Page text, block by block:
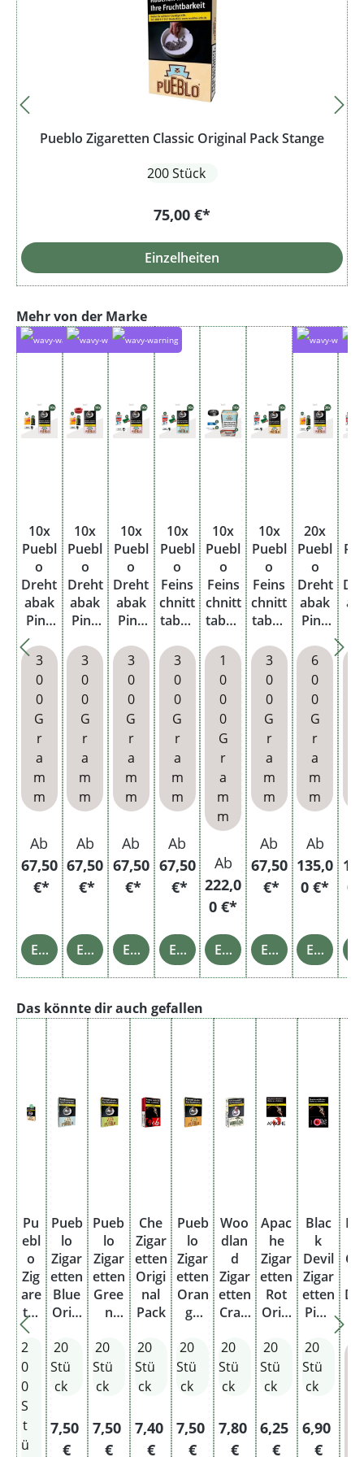
Pueblo Zigaretten Classic Original Pack Stange
200 Stück
75,00 €*
Einzelheiten
Produktgalerie überspringen
Mehr von der Marke
10x
Puebl
o
Dreht
abak
Pink
Pouc
h mit
Gizeh
Blättc
hen
3
0
0
G
r
a
m
m
Ab
67,50
€*
Einzelheiten
10x
Puebl
o
Dreht
abak
Pink
h mit
Gizeh
Blättc
hen
und
Asch
enbe
cher
3
0
0
G
r
a
m
m
Ab
67,50
€*
Einzelheiten
10x
Puebl
o
Dreht
abak
Pink
h mit
Gizeh
Blättc
hen
und
Filter
3
0
0
G
r
a
m
m
Ab
67,50
€*
Einzelheiten
10x
Puebl
o
Feins
chnitt
tabak
Pouc
h mit
Smok
ing
Filter
und
Blättc
hen
3
0
0
G
r
a
m
m
Ab
67,50
€*
Einzelheiten
10x
Puebl
o
Feins
chnitt
tabak
x
Dose
mit
2000
Bens
on
Asch
enbe
cher
1
0
0
0
G
r
a
m
m
Ab
222,0
0 €*
Einzelheiten
10x
Puebl
o
Feins
chnitt
tabak
c
Pouc
h mit
Smok
ing
Filter
und
Blättc
hen
3
0
0
G
r
a
m
m
Ab
67,50
€*
Einzelheiten
20x
Puebl
o
Dreht
abak
Pink
h mit
Gizeh
Blättc
hen
6
0
0
G
r
a
m
m
Ab
135,0
0 €*
Einzelheiten
h
0
Produktgalerie überspringen
Das könnte dir auch gefallen
Pu
ebl
o
Zig
are
tte
n
Cla
ssi
c
Ori
gin
al
2
0
0
S
t
ü
Pueb
lo
Zigar
etten
Blue
Origi
Pack
20
Stü
ck
Regulärer Preis:
7,50
€
Pueb
lo
Zigar
etten
Gree
n
nal
Pack
20
Stü
ck
Regulärer Preis:
7,50
€
Che
Zigar
etten
Origi
nal
Pack
20
Stü
ck
Regulärer Preis:
7,40
€
Pueb
lo
Zigar
etten
Oran
ge
nal
Pack
20
Stü
ck
Regulärer Preis:
7,50
€
Woo
dlan
d
Zigar
etten
Craft
nal
Pack
20
Stü
ck
Regulärer Preis:
7,80
€
Apac
he
Zigar
etten
Rot
Origi
Pack
20
Stü
ck
Regulärer
6,25
€
Blac
k
Devil
Zigar
etten
Pink
nal
Pack
20
Stü
ck
6,90
€